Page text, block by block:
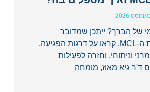
של הברך? ייתכן שמדובר
בפגיעה ברצועת ה-MCL. קראו על דרגות הפגיעה,
וניתוחי, וחזרה לפעילות
ד'ר גיא מאוז, מומחה